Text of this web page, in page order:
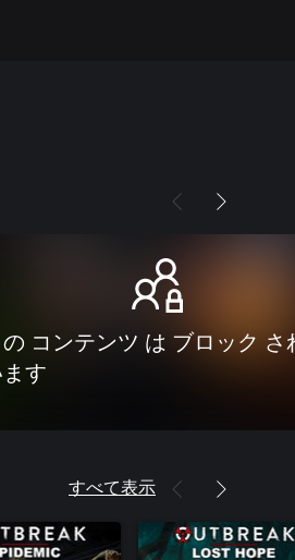
の コンテンツ は ブロック さ
す
すべて表示